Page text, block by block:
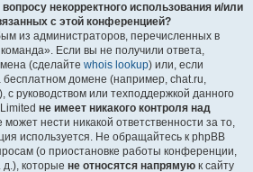
некорректного использования и/или
с этой конференцией?
из администраторов, перечисленных в
Если вы не получили ответа,
(сделайте whois lookup) или, если
домене (например, chat.ru,
с руководством или техподдержкой данного
не имеет никакого контроля над
может нести никакой ответственности за то,
используется. Не обращайтесь к phpBB
(о приостановке работы конференции,
д.), которые не относятся напрямую к сайту